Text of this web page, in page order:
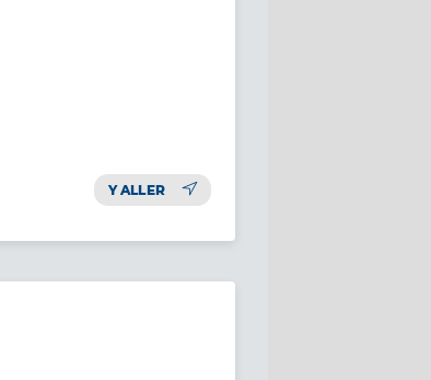
Y ALLER